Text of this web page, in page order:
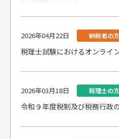
2026年04月22日 納税者の
税理士試験におけるオンライ
2026年03月18日 税理士の
令和９年度税制及び税務行政